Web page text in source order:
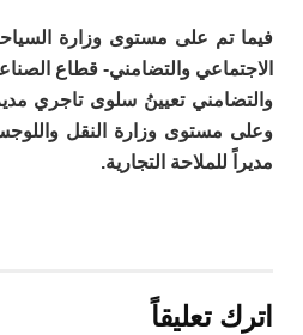
على مستوى وزارة السياحة والصناعة
والتضامني- قطاع الصناعة
تعيينُ سلوى تاجري مديرة
وزارة النقل واللوجستيك تم
التجارية.
تعليقاً